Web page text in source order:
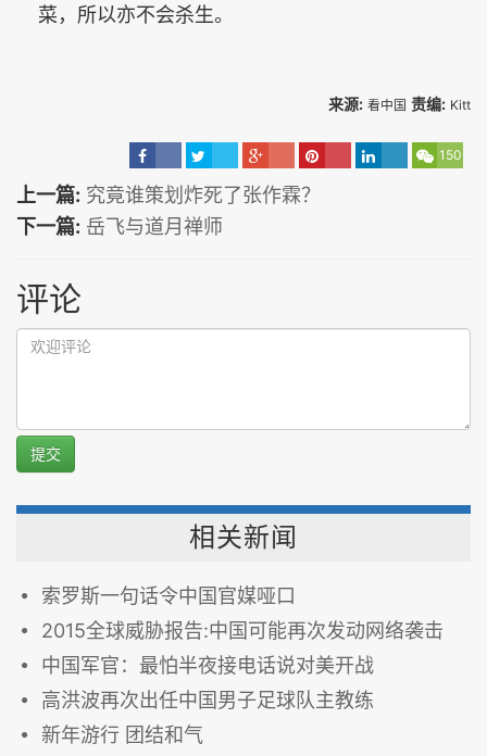
菜，所以亦不会杀生。
来源: 看中国 责编: Kitt
150
上一篇: 究竟谁策划炸死了张作霖？
下一篇: 岳飞与道月禅师
评论
提交
相关新闻
索罗斯一句话令中国官媒哑口
2015全球威胁报告:中国可能再次发动网络袭击
中国军官：最怕半夜接电话说对美开战
高洪波再次出任中国男子足球队主教练
新年游行 团结和气